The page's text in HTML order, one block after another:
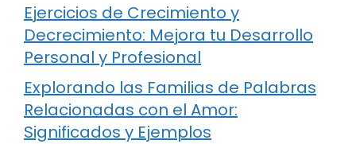
Ejercicios de Crecimiento y
Decrecimiento: Mejora tu Desarrollo
Personal y Profesional
Explorando las Familias de Palabras
Relacionadas con el Amor:
Significados y Ejemplos